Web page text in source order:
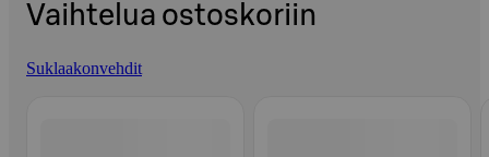
Vaihtelua ostoskoriin
Suklaakonvehdit